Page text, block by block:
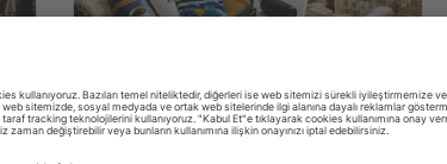
OkuVing araştırdı: İsveçli turistler tatilde en
çok hangi ayrıntılara önem veriyor?